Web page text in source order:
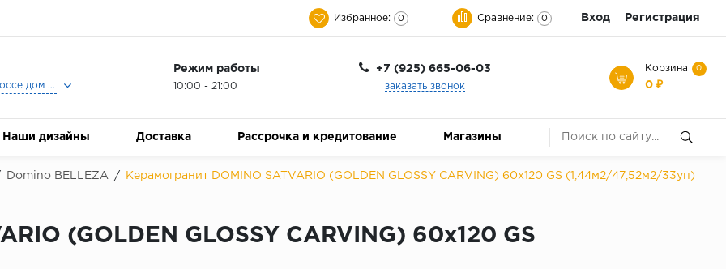
Избранное: 0 Сравнение: 0 Вход Регистрация
Москва, Ленинградское шоссе дом 25, Торговый Центр Family Room, 2-ой этаж, Магазин Керамический Бум.
Режим работы
10:00 - 21:00
+7 (925) 665-06-03
заказать звонок
Корзина 0
0 ₽
Наши дизайны Доставка Рассрочка и кредитование Магазины
Domino BELLEZA / Керамогранит DOMINO SATVARIO (GOLDEN GLOSSY CARVING) 60х120 GS (1,44м2/47,52м2/33уп)
(GOLDEN GLOSSY CARVING) 60х120 GS